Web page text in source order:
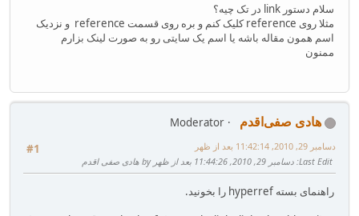
سلام دستور link در تک چیه؟
مثلا روی reference کلیک کنم و بره روی قسمت reference و نزدیک
اسم همون مقاله باشه یا اسم یک سایتی رو به صورت لینک بزارم
ممنون
هادی صفی‌اقدم
Moderator
#1
دسامبر 29, 2010, 11:42:14 بعد از ظهر
Last Edit: دسامبر 29, 2010, 11:44:26 بعد از ظهر by هادی صفی اقدم
راهنمای بسته hyperref را بخونید.